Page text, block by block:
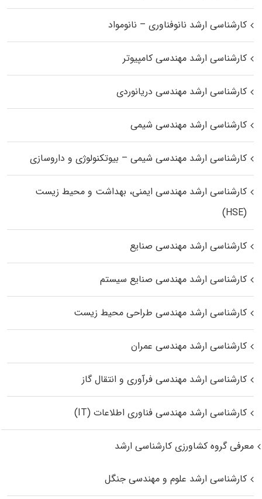
کارشناسی ارشد نانوفناوری – نانومواد
کارشناسی ارشد مهندسی کامپیوتر
کارشناسی ارشد مهندسی دریانوردی
کارشناسی ارشد مهندسی شیمی
کارشناسی ارشد مهندسی شیمی – بیوتکنولوژی و داروسازی
کارشناسی ارشد مهندسی ایمنی، بهداشت و محیط زیست
(HSE)
کارشناسی ارشد مهندسی صنایع
کارشناسی ارشد مهندسی صنایع سیستم
کارشناسی ارشد مهندسی طراحی محیط زیست
کارشناسی ارشد مهندسی عمران
کارشناسی ارشد مهندسی فرآوری و انتقال گاز
کارشناسی ارشد مهندسی فناوری اطلاعات (IT)
معرفی گروه کشاورزی کارشناسی ارشد
کارشناسی ارشد علوم و مهندسی جنگل